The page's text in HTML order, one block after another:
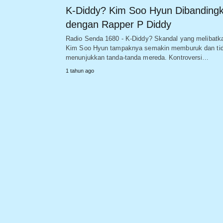
K-Diddy? Kim Soo Hyun
dengan Rapper P Diddy
Radio Senda 1680 - K-Diddy? Skandal yang
Kim Soo Hyun tampaknya semakin memburuk dan
menunjukkan tanda-tanda mereda. Kontroversi…
1 tahun ago